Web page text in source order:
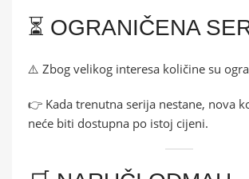
⏳ OGRANIČENA
⚠️ Zbog velikog interesa količine su
👉 Kada trenutna serija nestane, nova
neće biti dostupna po istoj cijeni.